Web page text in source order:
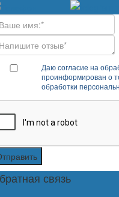
Даю согласие на
проинформирован о
обработки
связь